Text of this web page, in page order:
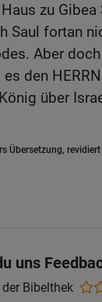
zu Gibea
Saul fortan
Aber
den
über
Übersetzung,
uns
Bibelthek